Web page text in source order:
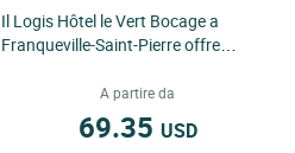
Il Logis Hôtel le Vert Bocage a
Franqueville-Saint-Pierre offre
ospitalità per i vostri...
A partire da
69.35 USD